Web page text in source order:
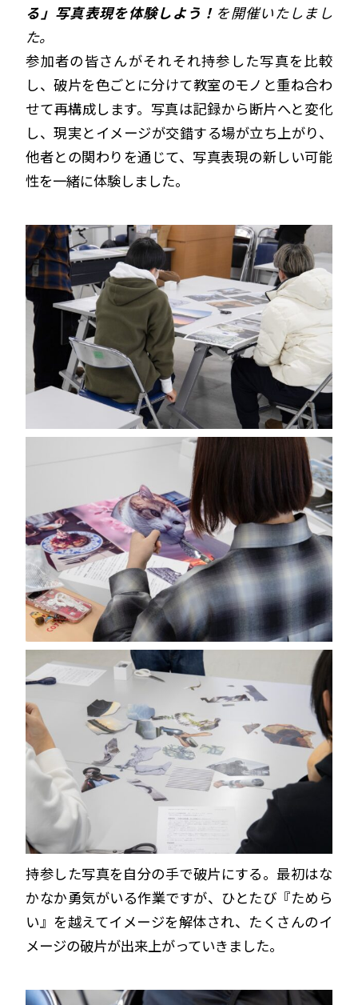
る」写真表現を体験しよう！ を開催いたしまし
た。
参加者の皆さんがそれそれ持参した写真を比較
し、破片を色ごとに分けて教室のモノと重ね合わ
せて再構成します。写真は記録から断片へと変化
し、現実とイメージが交錯する場が立ち上がり、
他者との関わりを通じて、写真表現の新しい可能
性を一緒に体験しました。
持参した写真を自分の手で破片にする。最初はな
かなか勇気がいる作業ですが、ひとたび『ためら
い』を越えてイメージを解体され、たくさんのイ
メージの破片が出来上がっていきました。